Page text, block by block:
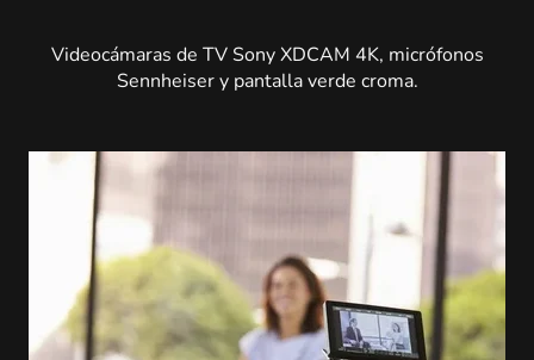
Videocámaras de TV Sony XDCAM 4K, micrófonos
Sennheiser y pantalla verde croma.